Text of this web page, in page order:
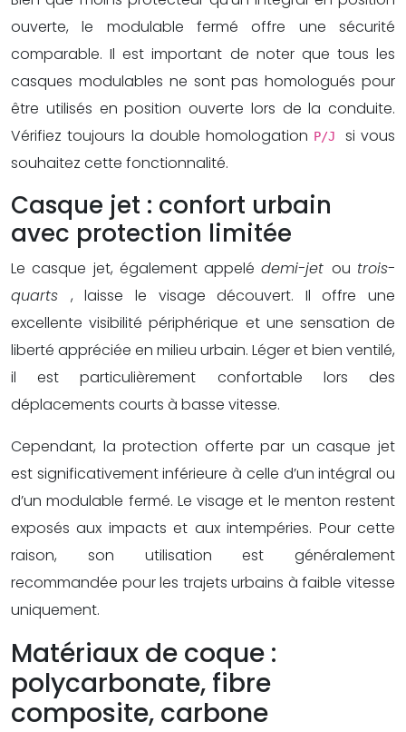
ouverte, le modulable fermé offre une sécurité
comparable. Il est important de noter que tous les
casques modulables ne sont pas homologués pour
être utilisés en position ouverte lors de la conduite.
Vérifiez toujours la double homologation P/J si vous
souhaitez cette fonctionnalité.
Casque jet : confort urbain
avec protection limitée
Le casque jet, également appelédemi-jet ou trois-
quarts , laisse le visage découvert. Il offre une
excellente visibilité périphérique et une sensation de
liberté appréciée en milieu urbain. Léger et bien ventilé,
il est particulièrement confortable lors des
déplacements courts à basse vitesse.
Cependant, la protection offerte par un casque jet
est significativement inférieure à celle d’un intégral ou
d’un modulable fermé. Le visage et le menton restent
exposés aux impacts et aux intempéries. Pour cette
raison, son utilisation est généralement
recommandée pour les trajets urbains à faible vitesse
uniquement.
Matériaux de coque :
polycarbonate, fibre
composite, carbone